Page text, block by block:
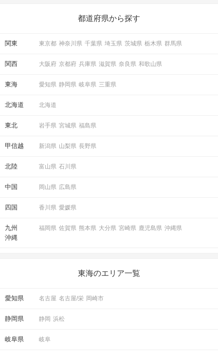
の楽しいことアイデアを集めました♪ いままさに楽しいことを探し
都道府県から探す
関東 東京都 神奈川県 千葉県 埼玉県 茨城県 栃木県 群馬県
関西 大阪府 京都府 兵庫県 滋賀県 奈良県 和歌山県
東海 愛知県 静岡県 岐阜県 三重県
北海道 北海道
東北 岩手県 宮城県 福島県
甲信越 新潟県 山梨県 長野県
北陸 富山県 石川県
中国 岡山県 広島県
四国 香川県 愛媛県
九州
沖縄
福岡県 佐賀県 熊本県 大分県 宮崎県 鹿児島県 沖縄県
東海のエリア一覧
愛知県 名古屋 名古屋/栄 岡崎市
静岡県 静岡 浜松
岐阜県 岐阜